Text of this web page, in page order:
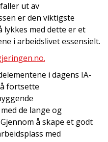
ut av
er den viktigste
lykkes med dette er et
i arbeidslivet essensielt.
i dagens IA-
fortsette
de lange og
å skape et godt
med